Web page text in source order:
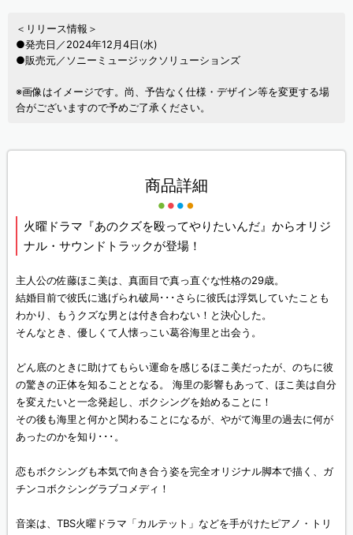
＜リリース情報＞
●発売日／2024年12月4日(水)
●販売元／ソニーミュージックソリューションズ
※画像はイメージです。尚、予告なく仕様・デザイン等を変更する場
合がございますので予めご了承ください。
商品詳細
火曜ドラマ『あのクズを殴ってやりたいんだ』からオリジ
ナル・サウンドトラックが登場！
主人公の佐藤ほこ美は、真面目で真っ直ぐな性格の29歳。
結婚目前で彼氏に逃げられ破局･･･さらに彼氏は浮気していたことも
わかり、もうクズな男とは付き合わない！と決心した。
そんなとき、優しくて人懐っこい葛谷海里と出会う。
どん底のときに助けてもらい運命を感じるほこ美だったが、のちに彼
の驚きの正体を知ることとなる。 海里の影響もあって、ほこ美は自分
を変えたいと一念発起し、ボクシングを始めることに！
その後も海里と何かと関わることになるが、やがて海里の過去に何が
あったのかを知り･･･。
恋もボクシングも本気で向き合う姿を完全オリジナル脚本で描く、ガ
チンコボクシングラブコメディ！
音楽は、TBS火曜ドラマ「カルテット」などを手がけたピアノ・トリ